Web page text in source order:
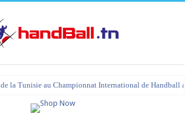
la Tunisie au Championnat International de Handball
Hammamet 2023 : programme et liste des joueurs